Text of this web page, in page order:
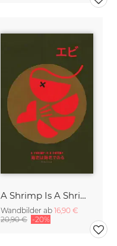
A Shrimp Is A Shrimp
Wandbilder ab 16,90 €
20,90 € -20%